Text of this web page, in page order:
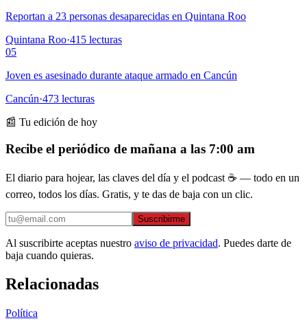
Reportan a 23 personas desaparecidas en Quintana Roo
Quintana Roo·415 lecturas
05
Joven es asesinado durante ataque armado en Cancún
Cancún·473 lecturas
📰 Tu edición de hoy
Recibe el periódico de mañana a las 7:00 am
El diario para hojear, las claves del día y el podcast ☕ — todo en un
correo, todos los días. Gratis, y te das de baja con un clic.
Suscribirme
Al suscribirte aceptas nuestro aviso de privacidad. Puedes darte de
baja cuando quieras.
Relacionadas
Política